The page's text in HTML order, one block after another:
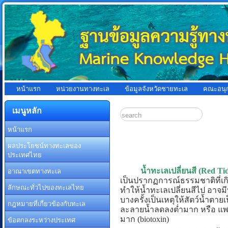
หน้าแรก หน่วยงานทางทะเล ข้อมูลจังหวัดชายทะเล คณะอนุ
เมนูหลัก
หน้าแรก
ผลประโยชน์ทางทะเลของ
ประเทศไทย
อาณาเขตทางทะเล
ลักษณะทั่วไปของทะเลไทย
กฎหมายที่เกี่ยวข้องกับทะเล
ข้อตกลงระหว่างประเทศ
น้ำทะเลเปลี่ยนสี (Red
เป็นปรากฏการณ์ธรรมชาติที่เ
ทำให้น้ำทะเลเปลี่ยนสีไป อา
บางครั้งเป็นเหตุให้สัตว์น้ำตา
ละลายน้ำลดลงต่ำมาก หรือ
มาก (biotoxin)